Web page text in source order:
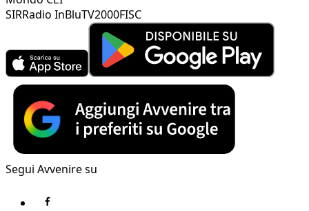
SIRRadio InBluTV2000FISC
Segui Avvenire su